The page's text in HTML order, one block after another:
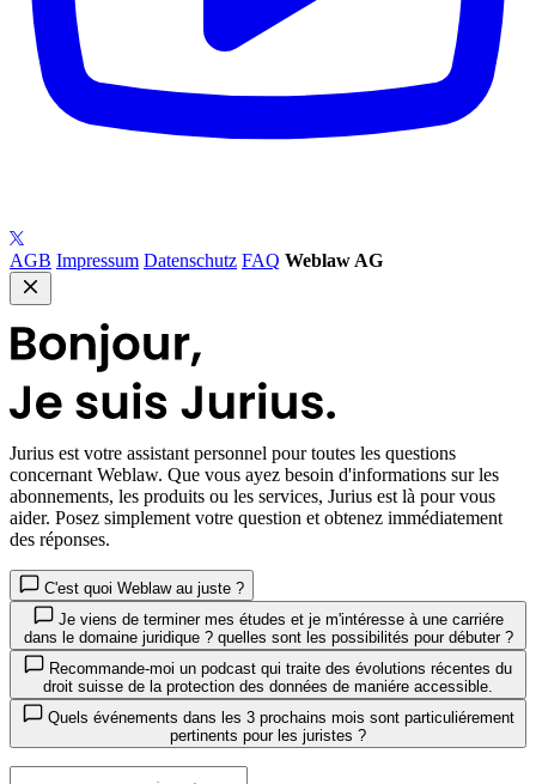
AGB Impressum Datenschutz FAQ Weblaw AG
Jurius est votre assistant personnel pour toutes les questions
concernant Weblaw. Que vous ayez besoin d'informations sur les
abonnements, les produits ou les services, Jurius est là pour vous
aider. Posez simplement votre question et obtenez immédiatement
des réponses.
C'est quoi Weblaw au juste ?
Je viens de terminer mes études et je m'intéresse à une carriére
dans le domaine juridique ? quelles sont les possibilités pour débuter ?
droit suisse de la protection des données de maniére accessible.
Quels événements dans les 3 prochains mois sont particuliérement
pertinents pour les juristes ?